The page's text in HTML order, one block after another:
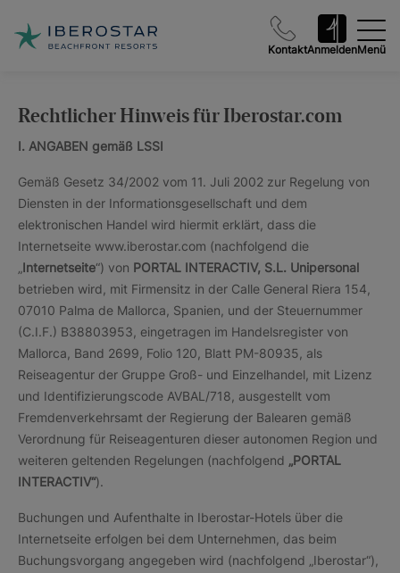
KontaktAnmeldenMenü
Rechtlicher Hinweis für Iberostar.com
I. ANGABEN gemäß LSSI
Gemäß Gesetz 34/2002 vom 11. Juli 2002 zur Regelung von
Diensten in der Informationsgesellschaft und dem
elektronischen Handel wird hiermit erklärt, dass die
Internetseite www.iberostar.com (nachfolgend die
Internetseite“) von PORTAL INTERACTIV, S.L. Unipersonal
betrieben wird, mit Firmensitz in der Calle General Riera 154,
07010 Palma de Mallorca, Spanien, und der Steuernummer
(C.I.F.) B38803953, eingetragen im Handelsregister von
Mallorca, Band 2699, Folio 120, Blatt PM-80935, als
Reiseagentur der Gruppe Groß- und Einzelhandel, mit Lizenz
und Identifizierungscode AVBAL/718, ausgestellt vom
Fremdenverkehrsamt der Regierung der Balearen gemäß
Verordnung für Reiseagenturen dieser autonomen Region und
weiteren geltenden Regelungen (nachfolgend „PORTAL
INTERACTIV“).
Buchungen und Aufenthalte in Iberostar-Hotels über die
Internetseite erfolgen bei dem Unternehmen, das beim
Buchungsvorgang angegeben wird (nachfolgend „Iberostar“),